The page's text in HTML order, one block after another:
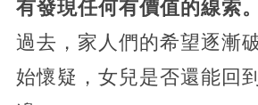
有發現任何有價值的線索。
過去，家人們的希望逐漸
始懷疑，女兒是否還能回